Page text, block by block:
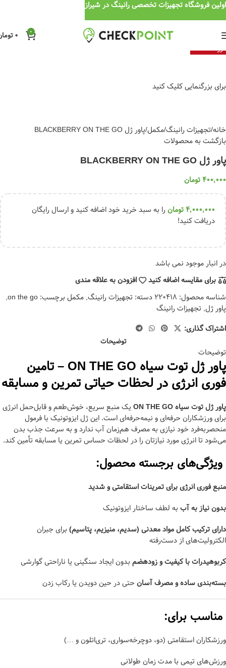
0
0
فروخته شده
برای بزرگنمایی کلیک کنید
خانه تجهیزات رانینگمکمل پاور ژل BLACKBERRY ON THE GO
بازگشت به محصولات
پاور ژل BLACKBERRY ON THE GO
400,000 تومان
4,000,000 تومانرا به سبد خرید خود اضافه کنید و ارسال رایگان
دریافت کنید!
در انبار موجود نمی باشد
برای مقایسه اضافه کنید
افزودن به علاقه مندی
شناسه محصول: 220418 دسته: تجهیزات رانینگ, مکمل برچسب: on the go
,
پاور ژل, تجهیزات رانینگ
اشتراک گذاری:
توضیحات
توضیحات
پاور ژل توت سیاه ON THE GO – تامین
فوری انرژی در لحظات حیاتی تمرین و مسابقه
پاور ژل توت سیاه ON THE GO
یک منبع سریع، خوش‌طعم و قابل‌حمل انرژی
برای ورزشکاران حرفه‌ای و نیمه‌حرفه‌ای است. این ژل ایزوتونیک با فرمول
منحصر‌به‌فرد خود نیازی به مصرف هم‌زمان آب ندارد و به سرعت جذب بدن
می‌شود تا انرژی مورد نیازتان را در لحظات حساس تمرین یا مسابقه تأمین کند.
ویژگی‌های برجسته محصول:
منبع فوری انرژی برای تمرینات استقامتی و شدید
بدون نیاز به آب به لطف ساختار ایزوتونیک
دارای ترکیب کامل مواد معدنی (سدیم، منیزیم، پتاسیم) برای جبران
الکترولیت‌های از دست‌رفته
کربوهیدرات با کیفیت و زود‌هضم بدون ایجاد سنگینی یا ناراحتی گوارشی
بسته‌بندی ساده و مصرف آسان حتی در حین دویدن یا رکاب زدن
مناسب برای:
ورزشکاران استقامتی (دو، دوچرخه‌سواری، تری‌اتلون و …)
ورزش‌های تیمی با مدت زمان طولانی
اولین فروشگاه تجهیزات تخصصی رانینگ در شیراز